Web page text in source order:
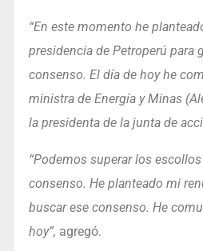
“En este momento he
presidencia de Petroperú para
consenso. El día de hoy he
ministra de Energía y Minas
la presidenta de la junta de
“Podemos superar los
consenso. He planteado mi
buscar ese consenso. He
hoy”, agregó.